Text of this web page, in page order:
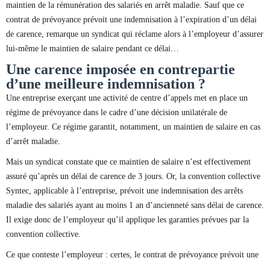
maintien de la rémunération des salariés en arrêt maladie. Sauf que ce
contrat de prévoyance prévoit une indemnisation à l’expiration d’un délai
de carence, remarque un syndicat qui réclame alors à l’employeur d’assurer
lui-même le maintien de salaire pendant ce délai…
Une carence imposée en contrepartie
d’une meilleure indemnisation ?
Une entreprise exerçant une activité de centre d’appels met en place un
régime de prévoyance dans le cadre d’une décision unilatérale de
l’employeur. Ce régime garantit, notamment, un maintien de salaire en cas
d’arrêt maladie.
Mais un syndicat constate que ce maintien de salaire n’est effectivement
assuré qu’après un délai de carence de 3 jours. Or, la convention collective
Syntec, applicable à l’entreprise, prévoit une indemnisation des arrêts
maladie des salariés ayant au moins 1 an d’ancienneté sans délai de carence.
Il exige donc de l’employeur qu’il applique les garanties prévues par la
convention collective.
Ce que conteste l’employeur : certes, le contrat de prévoyance prévoit une